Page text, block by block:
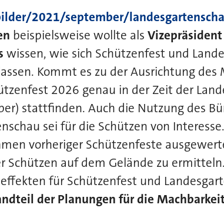
2021/september/
beispielsweise wollte als
wissen, wie sich Schützenfest und
Kommt es zu der Ausrichtung des
2026 genau in der Zeit der
stattfinden. Auch die Nutzung des
sei für die Schützen von
vorheriger Schützenfeste
Schützen auf dem Gelände zu
für Schützenfest und
der Planungen für die